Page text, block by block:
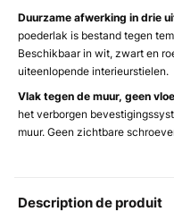
Duurzame afwerking in drie
poederlak is bestand tegen
Beschikbaar in wit, zwart en
uiteenlopende interieurstielen.
Vlak tegen de muur, geen
het verborgen
muur. Geen zichtbare
Description de produit